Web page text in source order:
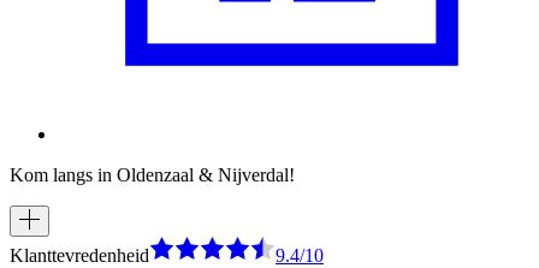
Kom langs in Oldenzaal & Nijverdal!
Klanttevredenheid
9.4/10